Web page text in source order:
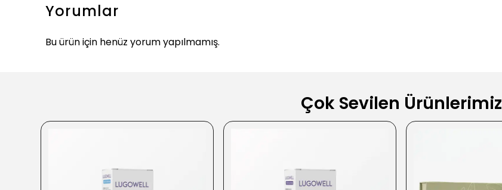
Yorumlar
Bu ürün için henüz yorum yapılmamış.
Çok Sevilen Ürünlerimiz